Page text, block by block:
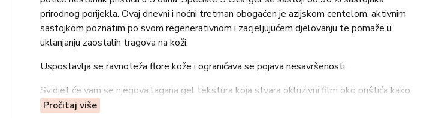
prirodnog porijekla. Ovaj dnevni i noćni tretman obogaćen je azijskom centelom, aktivnim
sastojkom poznatim po svom regenerativnom i zacjeljujućem djelovanju te pomaže u
uklanjanju zaostalih tragova na koži.
Uspostavlja se ravnoteža flore kože i ograničava se pojava nesavršenosti.
Svidjet će vam se njegova lagana gel tekstura koja stvara okluzivni film oko prištića kako
bi ga zaštitio i olakšao njegov nestanak.
Pročitaj više